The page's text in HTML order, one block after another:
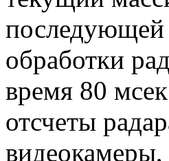
последующей
обработки
время 80
отсчеты